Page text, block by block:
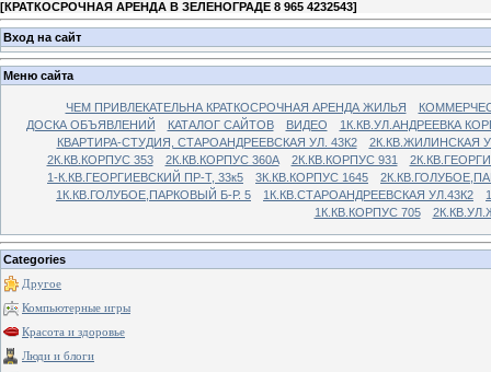
[КРАТКОСРОЧНАЯ АРЕНДА В ЗЕЛЕНОГРАДЕ 8 965 4232543]
Вход на сайт
Меню сайта
ЧЕМ ПРИВЛЕКАТЕЛЬНА КРАТКОСРОЧНАЯ АРЕНДА ЖИЛЬЯ
ДОСКА ОБЪЯВЛЕНИЙ
КАТАЛОГ САЙТОВ ВИДЕО
1К.КВ.УЛ.АНДРЕЕВКА
КВАРТИРА-СТУДИЯ, СТАРОАНДРЕЕВСКАЯ УЛ. 43К2
2К.КВ.ЖИЛИНСКАЯ
2К.КВ.КОРПУС 353
2К.КВ.КОРПУС 360А 2К.КВ.КОРПУС 931
1-К.КВ.ГЕОРГИЕВСКИЙ ПР-Т, 33к5
3К.КВ.КОРПУС 1645
1К.КВ.ГОЛУБОЕ,ПАРКОВЫЙ Б-Р. 5
1К.КВ.СТАРОАНДРЕЕВСКАЯ УЛ.43К2
1К.КВ.КОРПУС 705
Categories
Другое
Компьютерные игры
Красота и здоровье
Люди и блоги